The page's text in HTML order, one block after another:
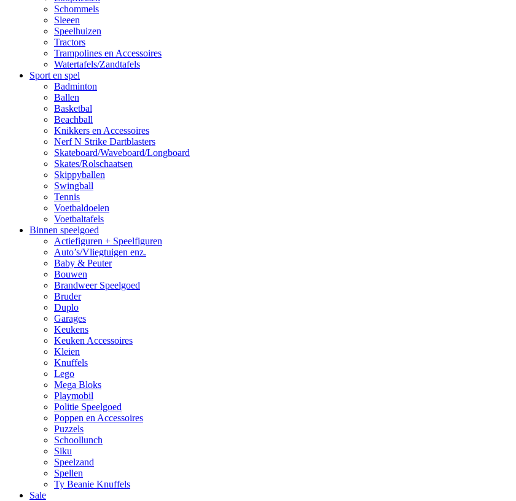
Schommels
Sleeen
Speelhuizen
Tractors
Trampolines en Accessoires
Watertafels/Zandtafels
Sport en spel
Badminton
Ballen
Basketbal
Beachball
Knikkers en Accessoires
Nerf N Strike Dartblasters
Skateboard/Waveboard/Longboard
Skates/Rolschaatsen
Skippyballen
Swingball
Tennis
Voetbaldoelen
Voetbaltafels
Binnen speelgoed
Actiefiguren + Speelfiguren
Auto’s/Vliegtuigen enz.
Baby & Peuter
Bouwen
Brandweer Speelgoed
Bruder
Duplo
Garages
Keukens
Keuken Accessoires
Kleien
Knuffels
Lego
Mega Bloks
Playmobil
Politie Speelgoed
Poppen en Accessoires
Puzzels
Schoollunch
Siku
Speelzand
Spellen
Ty Beanie Knuffels
Sale